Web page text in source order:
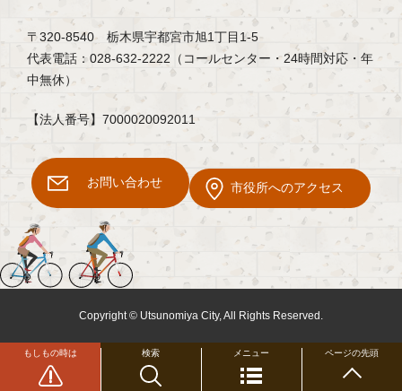
検索
もしもの時は メニュー ページの先頭
〒320-8540 栃木県宇都宮市旭1丁目1-5
代表電話：028-632-2222（コールセンター・24時間対応・年
中無休）
【法人番号】7000020092011
お問い合わせ 市役所へのアクセス
Copyright © Utsunomiya City, All Rights Reserved.